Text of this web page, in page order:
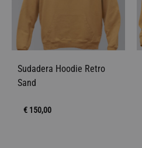
Sudadera Hoodie Retro
Sand
€ 150,00